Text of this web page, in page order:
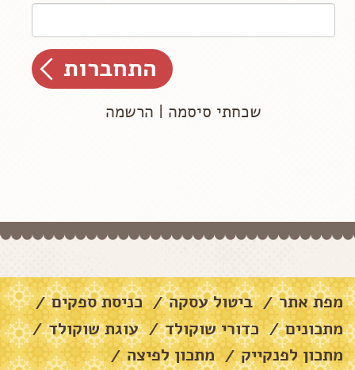
שכחתי סיסמה | הרשמה
מפת אתר / ביטול עסקה / כניסת ספקים /
מתכונים / כדורי שוקולד / עוגת שוקולד /
מתכון לפנקייק / מתכון לפיצה /